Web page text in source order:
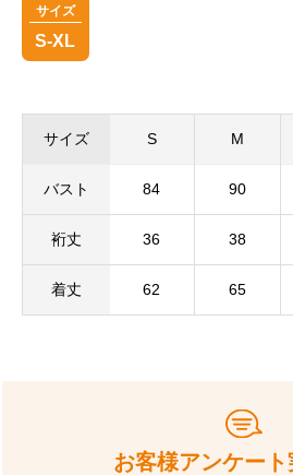
サイズ
S-XL
サイズ S M
バスト 84 90
裄丈 36 38
着丈 62 65